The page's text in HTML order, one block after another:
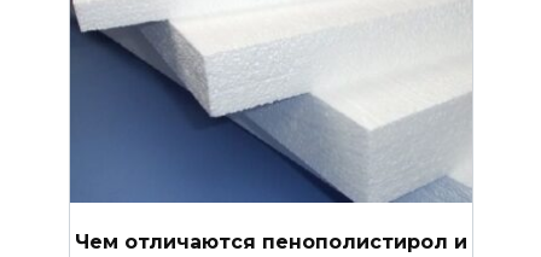
Чем отличаются пенополистирол и